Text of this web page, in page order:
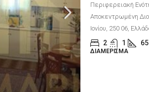
Περιφερειακή
Αποκεντρωμένη
Ιονίου, 250 06,
2 1 65
ΔΙΑΜΈΡΙΣΜΑ